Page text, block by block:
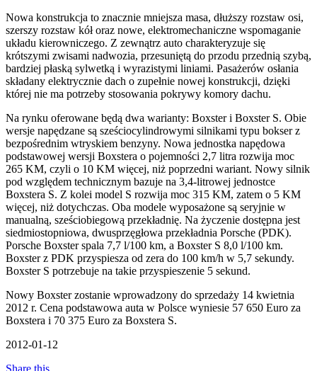
Nowa konstrukcja to znacznie mniejsza masa, dłuższy rozstaw osi,
szerszy rozstaw kół oraz nowe, elektromechaniczne wspomaganie
układu kierowniczego. Z zewnątrz auto charakteryzuje się
krótszymi zwisami nadwozia, przesuniętą do przodu przednią szybą,
bardziej płaską sylwetką i wyrazistymi liniami. Pasażerów osłania
składany elektrycznie dach o zupełnie nowej konstrukcji, dzięki
której nie ma potrzeby stosowania pokrywy komory dachu.
Na rynku oferowane będą dwa warianty: Boxster i Boxster S. Obie
wersje napędzane są sześciocylindrowymi silnikami typu bokser z
bezpośrednim wtryskiem benzyny. Nowa jednostka napędowa
podstawowej wersji Boxstera o pojemności 2,7 litra rozwija moc
265 KM, czyli o 10 KM więcej, niż poprzedni wariant. Nowy silnik
pod względem technicznym bazuje na 3,4-litrowej jednostce
Boxstera S. Z kolei model S rozwija moc 315 KM, zatem o 5 KM
więcej, niż dotychczas. Oba modele wyposażone są seryjnie w
manualną, sześciobiegową przekładnię. Na życzenie dostępna jest
siedmiostopniowa, dwusprzęgłowa przekładnia Porsche (PDK).
Porsche Boxster spala 7,7 l/100 km, a Boxster S 8,0 l/100 km.
Boxster z PDK przyspiesza od zera do 100 km/h w 5,7 sekundy.
Boxster S potrzebuje na takie przyspieszenie 5 sekund.
Nowy Boxster zostanie wprowadzony do sprzedaży 14 kwietnia
2012 r. Cena podstawowa auta w Polsce wyniesie 57 650 Euro za
Boxstera i 70 375 Euro za Boxstera S.
2012-01-12
Share this